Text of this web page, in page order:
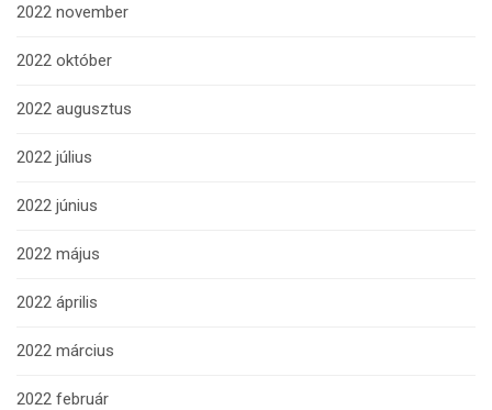
2022 november
2022 október
2022 augusztus
2022 július
2022 június
2022 május
2022 április
2022 március
2022 február